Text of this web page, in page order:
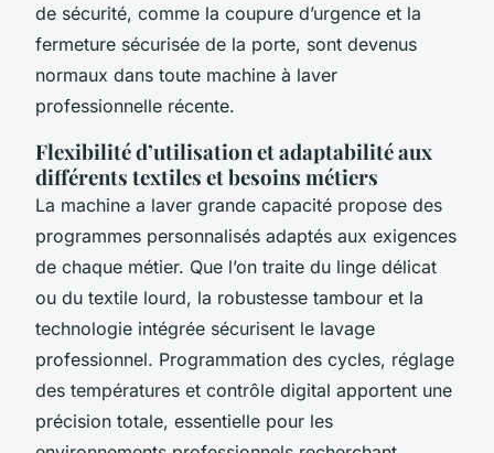
de sécurité, comme la coupure d’urgence et la
fermeture sécurisée de la porte, sont devenus
normaux dans toute machine à laver
professionnelle récente.
Flexibilité d’utilisation et adaptabilité aux
différents textiles et besoins métiers
La machine a laver grande capacité propose des
programmes personnalisés adaptés aux exigences
de chaque métier. Que l’on traite du linge délicat
ou du textile lourd, la robustesse tambour et la
technologie intégrée sécurisent le lavage
professionnel. Programmation des cycles, réglage
des températures et contrôle digital apportent une
précision totale, essentielle pour les